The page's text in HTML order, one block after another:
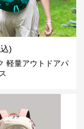
)
軽量アウトドアパ